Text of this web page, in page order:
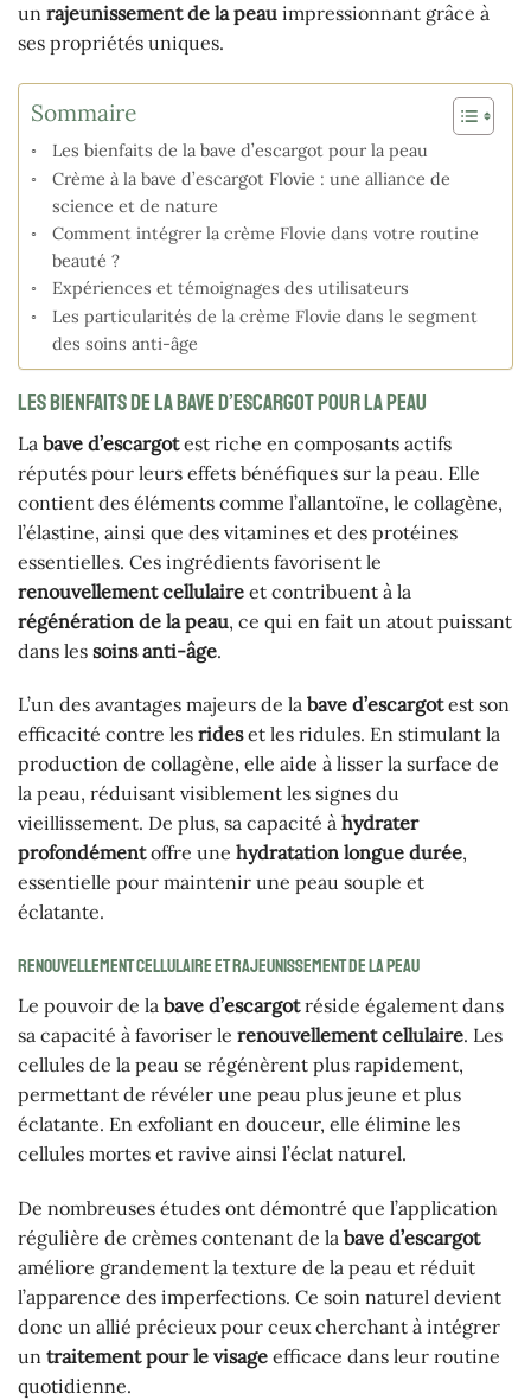
un rajeunissement de la peau impressionnant grâce à
ses propriétés uniques.
Sommaire
Les bienfaits de la bave d’escargot pour la peau
Crème à la bave d’escargot Flovie : une alliance de
science et de nature
Comment intégrer la crème Flovie dans votre routine
beauté ?
Expériences et témoignages des utilisateurs
Les particularités de la crème Flovie dans le segment
des soins anti-âge
Les bienfaits de la bave d’escargot pour la peau
La bave d’escargotest riche en composants actifs
réputés pour leurs effets bénéfiques sur la peau. Elle
contient des éléments comme l’allantoïne, le collagène,
l’élastine, ainsi que des vitamines et des protéines
essentielles. Ces ingrédients favorisent le
renouvellement cellulaire et contribuent à la
régénération de la peau, ce qui en fait un atout puissant
dans les soins anti-âge.
L’un des avantages majeurs de la bave d’escargotest son
efficacité contre les rideset les ridules. En stimulant la
production de collagène, elle aide à lisser la surface de
la peau, réduisant visiblement les signes du
vieillissement. De plus, sa capacité à hydrater
profondémentoffre une hydratation longue durée,
essentielle pour maintenir une peau souple et
éclatante.
Renouvellement cellulaire et rajeunissement de la peau
Le pouvoir de la bave d’escargotréside également dans
sa capacité à favoriser le renouvellement cellulaire. Les
cellules de la peau se régénèrent plus rapidement,
permettant de révéler une peau plus jeune et plus
éclatante. En exfoliant en douceur, elle élimine les
cellules mortes et ravive ainsi l’éclat naturel.
De nombreuses études ont démontré que l’application
régulière de crèmes contenant de la bave d’escargot
améliore grandement la texture de la peau et réduit
l’apparence des imperfections. Ce soin naturel devient
donc un allié précieux pour ceux cherchant à intégrer
un traitement pour le visage efficace dans leur routine
quotidienne.